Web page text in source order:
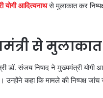
योगी आदित्यनाथसे मुलाकात कर
से मुलाकात
डॉ. संजय निषाद ने मुख्यमंत्री
उन्होंने कहा कि मामले की निष्पक्ष